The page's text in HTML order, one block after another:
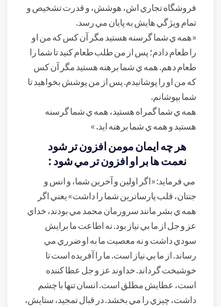
فروشگاه تجاري اش، هوشش، و قدرت تشخيص و
تمام ويژگي هايش به پايان مي رسد.
«همه ي شما گرسنه هستيد مگر آن کس که من او
را طعام دادم؛ پس از من طلب طعام کنيد تا شما را
طعام دهم. همه ي شما برهنه هستيد مگر آن کس
که من او را پوشانيدم. پس از من پوشش بخواهيد تا
شما بپوشانم.
همه ي شما گمراه هستيد، همه ي شما گرسنه
هستيد و همه ي شما برهنه ايد. »
هر چه ايمان مومن افزون تر شود
نعمت ها بر او افزون تر مي شود :
مي فرمايد: «اگر اولين و آخرين شما، و انس و
جنتان، قلب پارساترين شما را داشت» يعني اگر
همه ي بشر مانند سرورمان محمد مي بودند، خداي
عز و جل از ما بي نياز بود. نه اطاعت ما برايش
سودي داشت و نه معصيت ما به او ضرري مي
رساند. از ما بي نياز است. ما را آفريده است تا
خوشبخت گرداند. خداوند عز و جل عطا کننده
است، عطايش مطلق است. انسان تنها با چشم
داشت، چيزي را مي بخشد. در قبال تمجيد، ستايش،